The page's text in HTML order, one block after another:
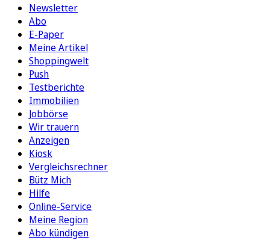
Newsletter
Abo
E-Paper
Meine Artikel
Shoppingwelt
Push
Testberichte
Immobilien
Jobbörse
Wir trauern
Anzeigen
Kiosk
Vergleichsrechner
Bütz Mich
Hilfe
Online-Service
Meine Region
Abo kündigen